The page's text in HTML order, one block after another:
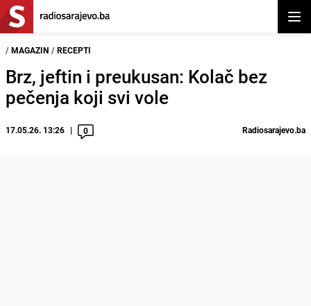
/ MAGAZIN / RECEPTI
Brz, jeftin i preukusan: Kolač bez
pečenja koji svi vole
17.05.26. 13:26 0 Radiosarajevo.ba